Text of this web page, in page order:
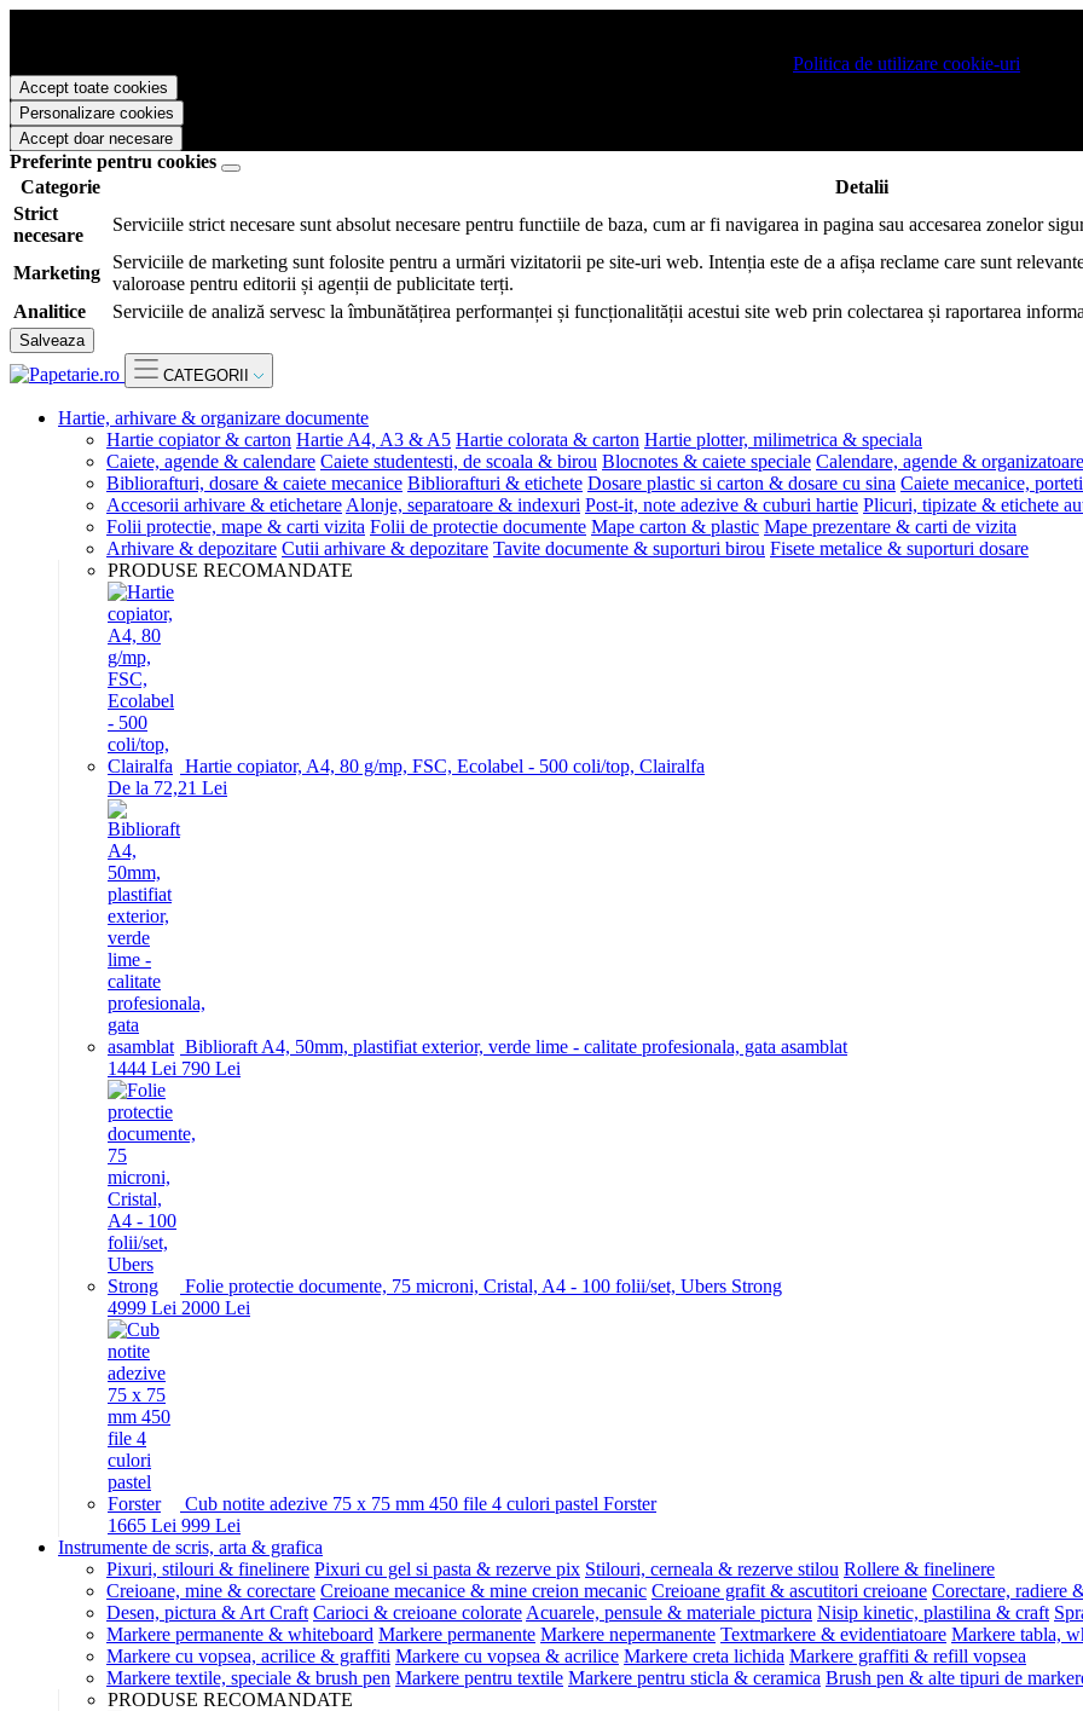
Politica de utilizare cookie-uri
Accept toate cookies
Personalizare cookies
Accept doar necesare
Preferinte pentru cookies
Categorie
Detalii
Strict
necesare
Serviciile strict necesare sunt absolut necesare pentru functiile de baza, cum ar fi navigarea in pagina sau accesarea zonelor
Marketing
Serviciile de marketing sunt folosite pentru a urmări vizitatorii pe site-uri web. Intenția este de a afișa reclame care sunt
valoroase pentru editorii și agenții de publicitate terți.
Analitice
Serviciile de analiză servesc la îmbunătățirea performanței și funcționalității acestui site web prin colectarea și raportarea
Salveaza
CATEGORII
Hartie, arhivare & organizare documente
Hartie copiator & carton Hartie A4, A3 & A5 Hartie colorata & carton Hartie plotter, milimetrica & speciala
Caiete, agende & calendare Caiete studentesti, de scoala & birou Blocnotes & caiete speciale Calendare, agende & organizatoare
Bibliorafturi, dosare & caiete mecanice Bibliorafturi & etichete Dosare plastic si carton & dosare cu sina Caiete mecanice,
Accesorii arhivare & etichetare Alonje, separatoare & indexuri Post-it, note adezive & cuburi hartie Plicuri, tipizate & etichete
Folii protectie, mape & carti vizita Folii de protectie documente Mape carton & plastic Mape prezentare & carti de vizita
Arhivare & depozitare Cutii arhivare & depozitare Tavite documente & suporturi birou Fisete metalice & suporturi dosare
PRODUSE RECOMANDATE
Hartie copiator, A4, 80 g/mp, FSC, Ecolabel - 500 coli/top, Clairalfa
De la 72,21 Lei
Biblioraft A4, 50mm, plastifiat exterior, verde lime - calitate profesionala, gata asamblat
1444 Lei 790 Lei
Folie protectie documente, 75 microni, Cristal, A4 - 100 folii/set, Ubers Strong
4999 Lei 2000 Lei
Cub notite adezive 75 x 75 mm 450 file 4 culori pastel Forster
1665 Lei 999 Lei
Instrumente de scris, arta & grafica
Pixuri, stilouri & finelinere Pixuri cu gel si pasta & rezerve pix Stilouri, cerneala & rezerve stilou Rollere & finelinere
Creioane, mine & corectare Creioane mecanice & mine creion mecanic Creioane grafit & ascutitori creioane Corectare, radiere
Desen, pictura & Art Craft Carioci & creioane colorate Acuarele, pensule & materiale pictura Nisip kinetic, plastilina & craft
Markere permanente & whiteboard Markere permanente Markere nepermanente Textmarkere & evidentiatoare Markere tabla,
Markere cu vopsea, acrilice & graffiti Markere cu vopsea & acrilice Markere creta lichida Markere graffiti & refill vopsea
Markere textile, speciale & brush pen Markere pentru textile Markere pentru sticla & ceramica Brush pen & alte tipuri de
PRODUSE RECOMANDATE